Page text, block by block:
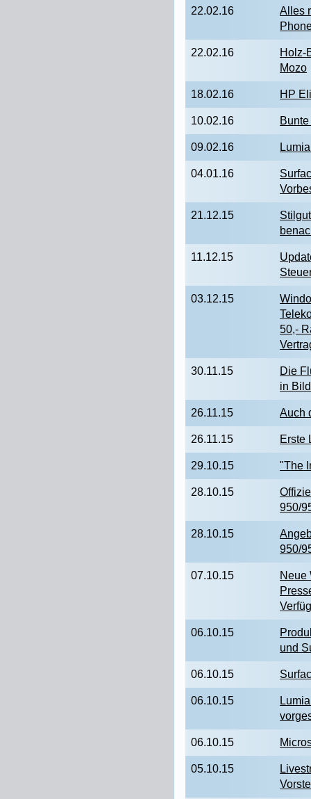
22.02.16
Alles
22.02.16
Holz-
Mozo
18.02.16 HP
10.02.16
09.02.16
04.01.16
21.12.15
11.12.15
03.12.15
50,-
30.11.15
Die
in
26.11.15 Auch
26.11.15 Erste
29.10.15 "The
28.10.15
950/
28.10.15
950/
07.10.15
Neue
06.10.15
und
06.10.15
06.10.15
06.10.15
05.10.15